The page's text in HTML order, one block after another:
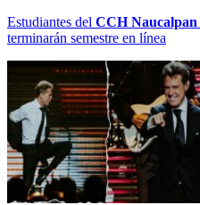
Estudiantes del CCH Naucalpan
terminarán semestre en línea